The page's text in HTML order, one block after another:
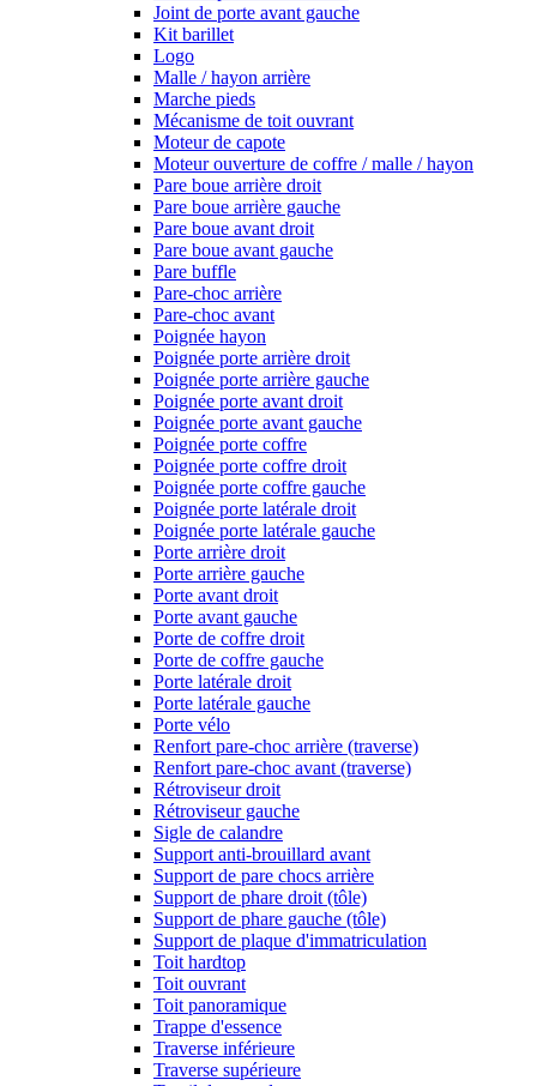
Joint de porte avant gauche
Kit barillet
Logo
Malle / hayon arrière
Marche pieds
Mécanisme de toit ouvrant
Moteur de capote
Moteur ouverture de coffre / malle / hayon
Pare boue arrière droit
Pare boue arrière gauche
Pare boue avant droit
Pare boue avant gauche
Pare buffle
Pare-choc arrière
Pare-choc avant
Poignée hayon
Poignée porte arrière droit
Poignée porte arrière gauche
Poignée porte avant droit
Poignée porte avant gauche
Poignée porte coffre
Poignée porte coffre droit
Poignée porte coffre gauche
Poignée porte latérale droit
Poignée porte latérale gauche
Porte arrière droit
Porte arrière gauche
Porte avant droit
Porte avant gauche
Porte de coffre droit
Porte de coffre gauche
Porte latérale droit
Porte latérale gauche
Porte vélo
Renfort pare-choc arrière (traverse)
Renfort pare-choc avant (traverse)
Rétroviseur droit
Rétroviseur gauche
Sigle de calandre
Support anti-brouillard avant
Support de pare chocs arrière
Support de phare droit (tôle)
Support de phare gauche (tôle)
Support de plaque d'immatriculation
Toit hardtop
Toit ouvrant
Toit panoramique
Trappe d'essence
Traverse inférieure
Traverse supérieure